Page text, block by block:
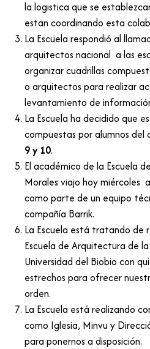
la logistica que se
estan coordinando esta
La Escuela respondió al
arquitectos nacional a las
organizar cuadrillas
o arquitectos para realizar
levantamiento de
La Escuela ha decidido que
compuestas por alumnos del
9 y 10.
El académico de la Escuela
Morales viajo hoy miércoles
como parte de un equipo
compañía Barrik.
La Escuela está tratando de
Escuela de Arquitectura de
Universidad del Biobio con
estrechos para ofrecer
orden.
La Escuela está realizando
como Iglesia, Minvu y
para ponernos a disposición.